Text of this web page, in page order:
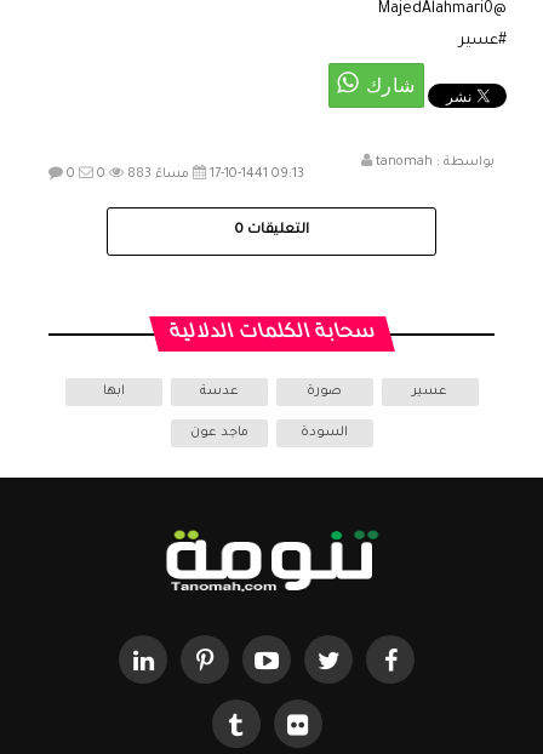
@MajedAlahmari0
#عسير
بواسطة : tanomah
17-10-1441 09:13 مساءً
0 0 883
التعليقات 0
سحابة الكلمات الدلالية
عسير صورة عدسة ابها
السودة ماجد عون